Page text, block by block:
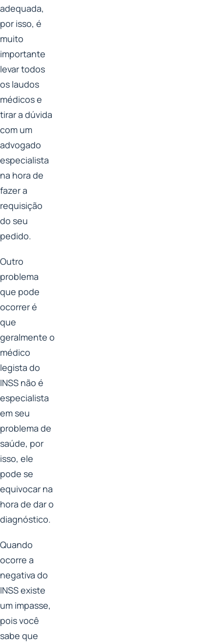
adequada,
por isso, é
muito
importante
levar todos
os laudos
médicos e
tirar a dúvida
com um
advogado
especialista
na hora de
fazer a
requisição
do seu
pedido.
Outro
problema
que pode
ocorrer é
que
geralmente o
médico
legista do
INSS não é
especialista
em seu
problema de
saúde, por
isso, ele
pode se
equivocar na
hora de dar o
diagnóstico.
Quando
ocorre a
negativa do
INSS existe
um impasse,
pois você
sabe que